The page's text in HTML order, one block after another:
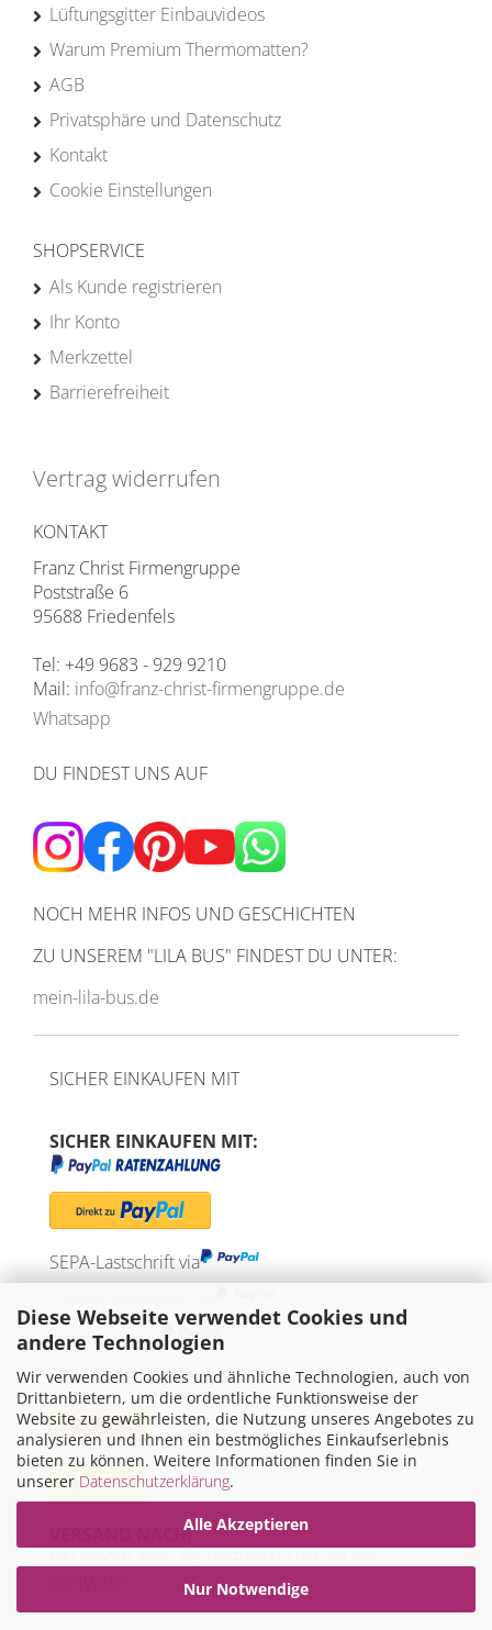
Diese Webseite verwendet Cookies und
andere Technologien
Wir verwenden Cookies und ähnliche Technologien, auch von
Drittanbietern, um die ordentliche Funktionsweise der
Website zu gewährleisten, die Nutzung unseres Angebotes zu
analysieren und Ihnen ein bestmögliches Einkaufserlebnis
bieten zu können. Weitere Informationen finden Sie in
unserer Datenschutzerklärung.
Alle Akzeptieren
Nur Notwendige
Lüftungsgitter Einbauvideos
Warum Premium Thermomatten?
AGB
Privatsphäre und Datenschutz
Kontakt
Cookie Einstellungen
SHOPSERVICE
Als Kunde registrieren
Ihr Konto
Merkzettel
Barrierefreiheit
Vertrag widerrufen
KONTAKT
Franz Christ Firmengruppe
Poststraße 6
95688 Friedenfels
Tel: +49 9683 - 929 9210
Mail: info@franz-christ-firmengruppe.de
Whatsapp
DU FINDEST UNS AUF
NOCH MEHR INFOS UND GESCHICHTEN
ZU UNSEREM "LILA BUS" FINDEST DU UNTER:
mein-lila-bus.de
SICHER EINKAUFEN MIT
SICHER EINKAUFEN MIT:
SEPA-Lastschrift via
Kreditkarte via
WIR VERSENDEN MIT
VERSAND NACH: